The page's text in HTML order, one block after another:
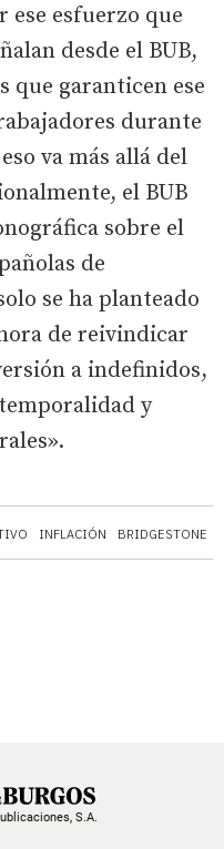
INFLACIÓN BRIDGESTONE
ese esfuerzo que
desde el BUB,
que garanticen ese
durante
va más allá del
el BUB
sobre el
de
se ha planteado
de reivindicar
a indefinidos,
y
S.A.